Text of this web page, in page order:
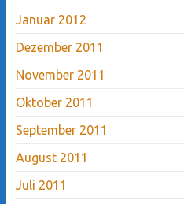
Januar 2012
Dezember 2011
November 2011
Oktober 2011
September 2011
August 2011
Juli 2011